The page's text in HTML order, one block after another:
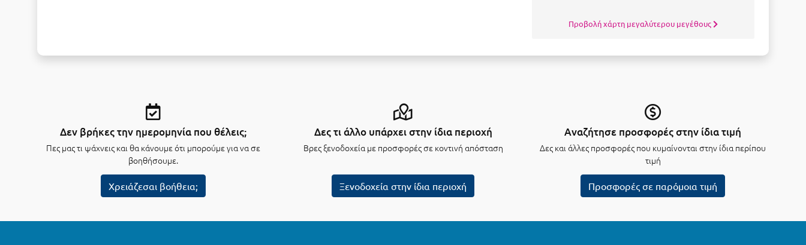
Προβολή χάρτη μεγαλύτερου μεγέθους
Δεν βρήκες την ημερομηνία που θέλεις;
Πες μας τι ψάχνεις και θα κάνουμε ότι μπορούμε για να σε
βοηθήσουμε.
Χρειάζεσαι βοήθεια;
Δες τι άλλο υπάρχει στην ίδια περιοχή
Βρες ξενοδοχεία με προσφορές σε κοντινή απόσταση
Ξενοδοχεία στην ίδια περιοχή
Αναζήτησε προσφορές στην ίδια τιμή
Δες και άλλες προσφορές που κυμαίνονται στην ίδια περίπου
τιμή
Προσφορές σε παρόμοια τιμή